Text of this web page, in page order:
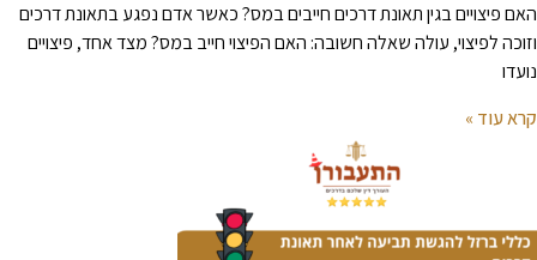
פיצויים בגין תאונת דרכים חייבים במס? כאשר אדם נפגע בתאונת דרכים
לפיצוי, עולה שאלה חשובה: האם הפיצוי חייב במס? מצד אחד, פיצויים
עוד »